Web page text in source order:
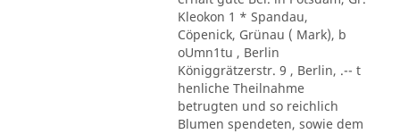
Kleokon 1 * Spandau,
Cöpenick, Grünau ( Mark), b
oUmn1tu , Berlin
Königgrätzerstr. 9 , Berlin, .-- t
henliche Theilnahme
betrugten und so reichlich
Blumen spendeten, sowie dem